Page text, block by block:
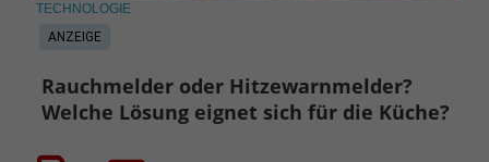
ANZEIGE
TECHNOLOGIE
Rauchmelder oder Hitzewarnmelder?
Welche Lösung eignet sich für die Küche?